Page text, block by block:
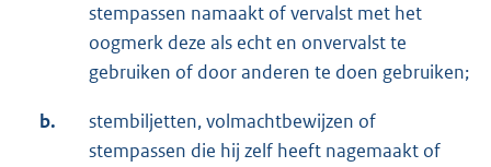
stempassen namaakt of vervalst met het
oogmerk deze als echt en onvervalst te
gebruiken of door anderen te doen gebruiken;
b.
stembiljetten, volmachtbewijzen of
stempassen die hij zelf heeft nagemaakt of